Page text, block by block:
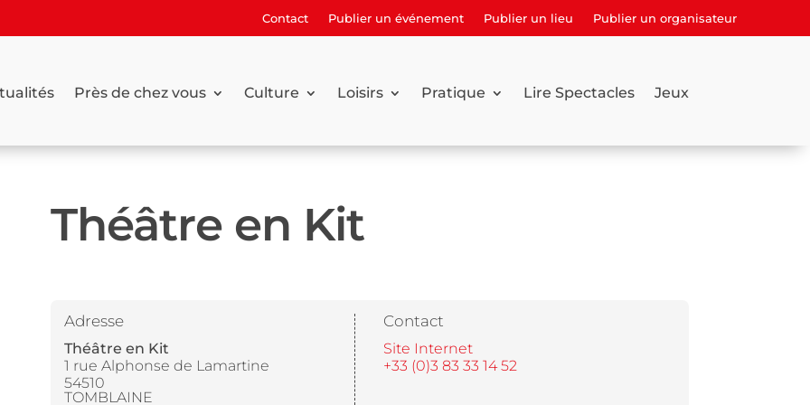
Contact Publier un événement Publier un lieu Publier un organisateur
Près de chez vous Culture Loisirs Pratique Lire Spectacles Jeux
Théâtre en Kit
Adresse
Théâtre en Kit
1 rue Alphonse de Lamartine
54510
TOMBLAINE
Contact
Site Internet
+33 (0)3 83 33 14 52